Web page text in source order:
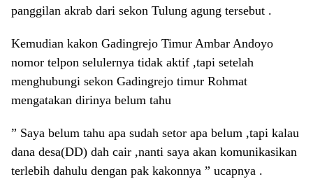
panggilan akrab dari sekon Tulung agung tersebut .
Kemudian kakon Gadingrejo Timur Ambar Andoyo
nomor telpon selulernya tidak aktif ,tapi setelah
menghubungi sekon Gadingrejo timur Rohmat
mengatakan dirinya belum tahu
” Saya belum tahu apa sudah setor apa belum ,tapi kalau
dana desa(DD) dah cair ,nanti saya akan komunikasikan
terlebih dahulu dengan pak kakonnya ” ucapnya .